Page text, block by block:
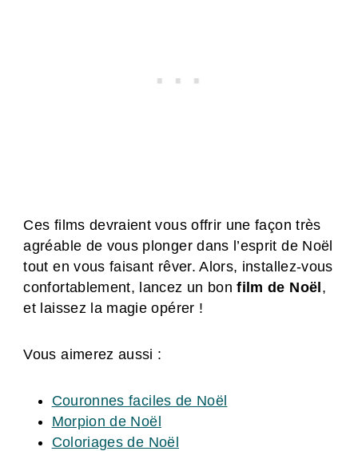
Ces films devraient vous offrir une façon très
agréable de vous plonger dans l’esprit de Noël
tout en vous faisant rêver. Alors, installez-vous
confortablement, lancez un bonfilm de Noël,
et laissez la magie opérer !
Vous aimerez aussi :
Couronnes faciles de Noël
Morpion de Noël
Coloriages de Noël